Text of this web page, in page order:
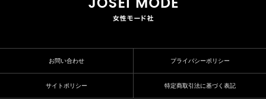
お問い合わせ プライバシーポリシー
サイトポリシー 特定商取引法に基づく表記